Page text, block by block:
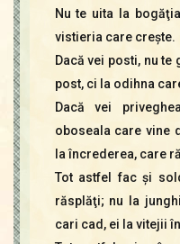
Nu te uita la
vistieria care creşte.
Dacă vei posti, nu
post, ci la odihna
Dacă vei
oboseala care vine
la încrederea, care
Tot astfel fac şi
răsplăţi; nu la
cari cad, ei la vitejii